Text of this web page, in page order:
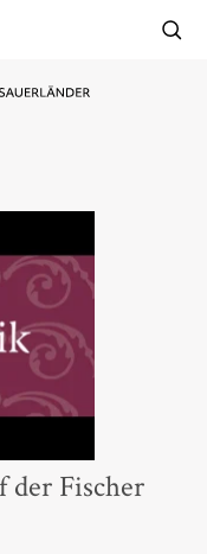
Fischer